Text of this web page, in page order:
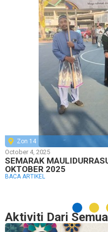
Zon 14
October 4, 2025
SEMARAK
OKTOBER 2025
BACA ARTIKEL
Aktiviti Dari